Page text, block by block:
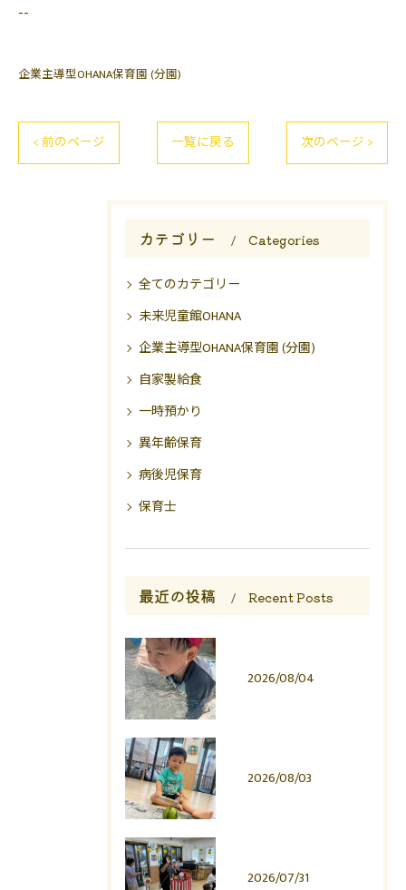
--
企業主導型OHANA保育園 (分園)
< 前のページ 一覧に戻る 次のページ >
カテゴリー Categories
全てのカテゴリー
未来児童館OHANA
企業主導型OHANA保育園 (分園)
自家製給食
一時預かり
異年齢保育
病後児保育
保育士
最近の投稿 Recent Posts
2026/08/04
2026/08/03
2026/07/31